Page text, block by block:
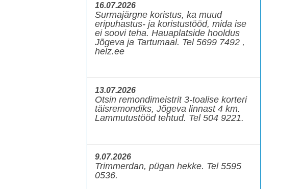
16.07.2026
Surmajärgne koristus, ka muud
eripuhastus- ja koristustööd, mida ise
ei soovi teha. Hauaplatside hooldus
Jõgeva ja Tartumaal. Tel 5699 7492 ,
helz.ee
13.07.2026
Otsin remondimeistrit 3-toalise korteri
täisremondiks, Jõgeva linnast 4 km.
Lammutustööd tehtud. Tel 504 9221.
9.07.2026
Trimmerdan, pügan hekke. Tel 5595
0536.